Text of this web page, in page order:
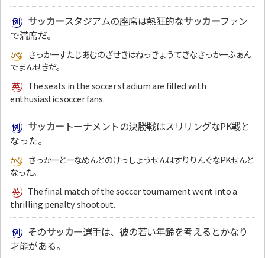
サッカースタジアムの座席は熱狂的なサッカーファン
で満席だ。
さっかーすたじあむのざせきはねっきょうてきなさっかーふぁん
でまんせきだ。
The seats in the soccer stadium are filled with
enthusiastic soccer fans.
サッカー トーナメントの決勝戦はスリリングなPK戦と
なった。
さっかーとーなめんとのけっしょうせんはすりりんぐなPKせんと
なった。
The final match of the soccer tournament went into a
thrilling penalty shootout.
そのサッカー選手は、彼の若い年齢を考えるとかなり
才能がある。